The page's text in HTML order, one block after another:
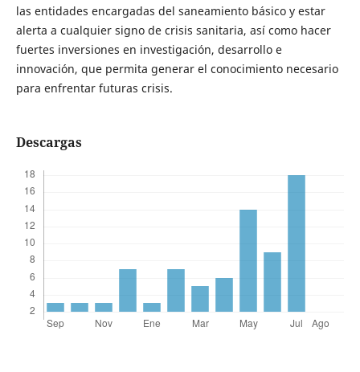
las entidades encargadas del saneamiento básico y estar
alerta a cualquier signo de crisis sanitaria, así como hacer
fuertes inversiones en investigación, desarrollo e
innovación, que permita generar el conocimiento necesario
para enfrentar futuras crisis.
Descargas